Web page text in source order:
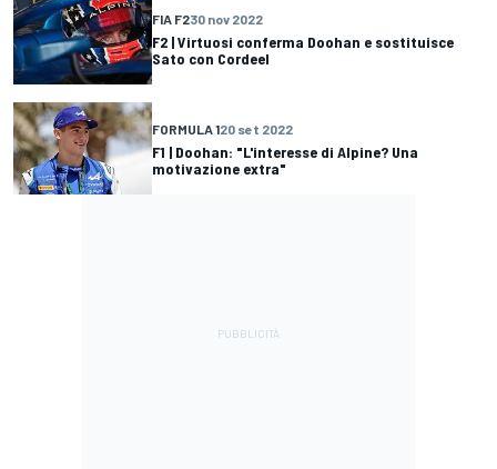
FIA F230 nov 2022
F2 | Virtuosi conferma Doohan e sostituisce
Sato con Cordeel
FORMULA 120 set 2022
F1 | Doohan: "L'interesse di Alpine? Una
motivazione extra"